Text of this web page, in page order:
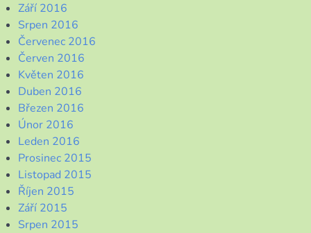
Září 2016
Srpen 2016
Červenec 2016
Červen 2016
Květen 2016
Duben 2016
Březen 2016
Únor 2016
Leden 2016
Prosinec 2015
Listopad 2015
Říjen 2015
Září 2015
Srpen 2015